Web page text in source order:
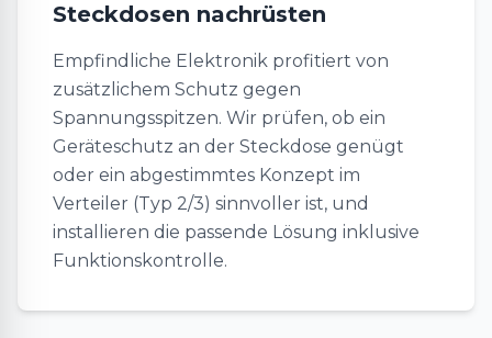
Steckdosen nachrüsten
Empfindliche Elektronik profitiert von
zusätzlichem Schutz gegen
Spannungsspitzen. Wir prüfen, ob ein
Geräteschutz an der Steckdose genügt
oder ein abgestimmtes Konzept im
Verteiler (Typ 2/3) sinnvoller ist, und
installieren die passende Lösung inklusive
Funktionskontrolle.